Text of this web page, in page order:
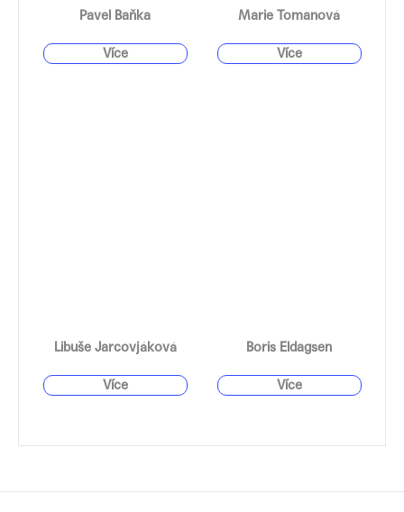
Pavel Baňka Marie Tomanová
Libuše Jarcovjáková Boris Eldagsen